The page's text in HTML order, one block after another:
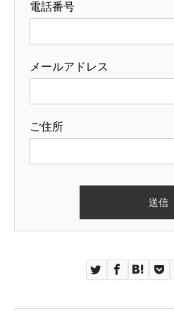
電話番号
メールアドレス
ご住所